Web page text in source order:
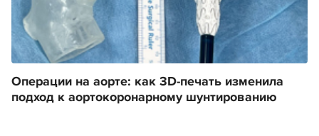
Операции на аорте: как 3D-печать изменила
подход к аортокоронарному шунтированию